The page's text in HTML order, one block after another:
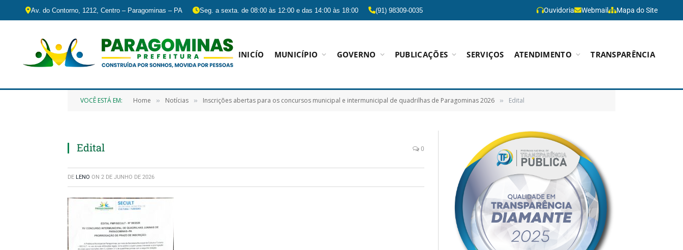
Av. do Contorno, 1212, Centro – Paragominas – PA Seg. a sexta. de 08:00 às 12:00 e das 14:00 às 18:00 (91) 98309-0035 Ouvidoria Webmail Mapa do Site
INICÍO MUNICÍPIO GOVERNO PUBLICAÇÕES SERVIÇOS ATENDIMENTO TRANSPARÊNCIA
VOCÊ ESTÁ EM: Home » Notícias » Inscrições abertas para os concursos municipal e intermunicipal de quadrilhas de Paragominas 2026 » Edital
Edital 0
DE LENO ON 2 DE JUNHO DE 2026